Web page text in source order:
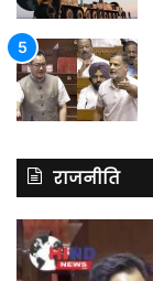
राजनीति